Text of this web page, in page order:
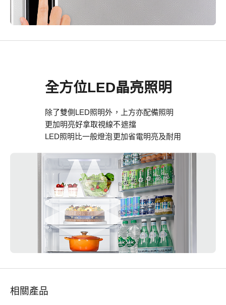
全方位LED晶亮照明
除了雙側LED照明外，上方亦配備照明
更加明亮好拿取視線不遮擋
LED照明比一般燈泡更加省電明亮及耐用
相關產品